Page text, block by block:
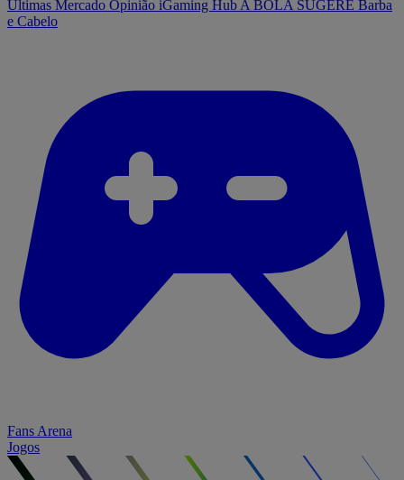
Últimas Mercado Opinião iGaming Hub A BOLA SUGERE Barba
e Cabelo
Fans Arena
Jogos